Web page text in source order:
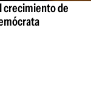
crecimiento de